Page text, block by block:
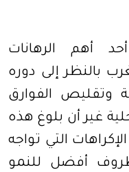
أهم الرهانات
بالنظر إلى دوره
وتقليص الفوارق
غير أن بلوغ هذه
التي تواجه
ظروف أفضل للنمو